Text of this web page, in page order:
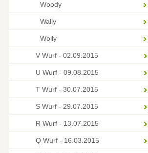
Woody
Wally
Wolly
V Wurf - 02.09.2015
U Wurf - 09.08.2015
T Wurf - 30.07.2015
S Wurf - 29.07.2015
R Wurf - 13.07.2015
Q Wurf - 16.03.2015